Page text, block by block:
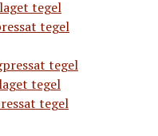
tegel
tegel
tegel
tegel
tegel